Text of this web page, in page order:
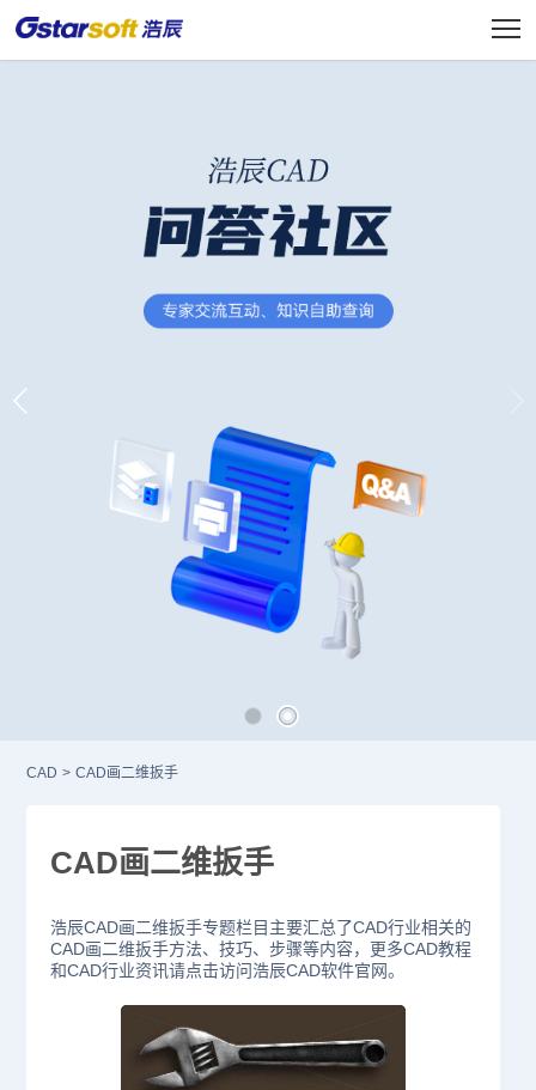
CAD > CAD画二维扳手
CAD画二维扳手
浩辰CAD画二维扳手专题栏目主要汇总了CAD行业相关的
CAD画二维扳手方法、技巧、步骤等内容，更多CAD教程
和CAD行业资讯请点击访问浩辰CAD软件官网。